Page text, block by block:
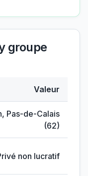
groupe
Valeur
, Pas-de-Calais
(62)
non lucratif